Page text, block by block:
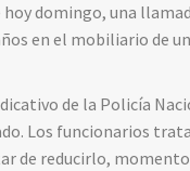
hoy domingo, una
en el mobiliario de
de la Policía
Los funcionarios
de reducirlo,